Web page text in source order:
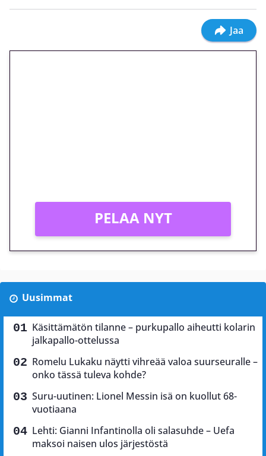
Jaa
PELAA NYT
Uusimmat
Käsittämätön tilanne – purkupallo aiheutti kolarin
jalkapallo-ottelussa
Romelu Lukaku näytti vihreää valoa suurseuralle –
onko tässä tuleva kohde?
Suru-uutinen: Lionel Messin isä on kuollut 68-
vuotiaana
Lehti: Gianni Infantinolla oli salasuhde – Uefa
maksoi naisen ulos järjestöstä